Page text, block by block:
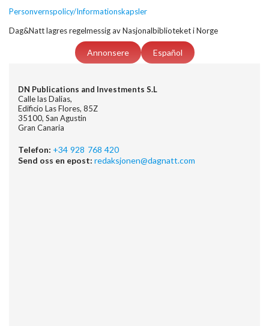
Personvernspolicy/Informationskapsler
Dag&Natt lagres regelmessig av Nasjonalbiblioteket i Norge
Annonsere Español
DN Publications and Investments S.L
Calle las Dalias,
Edificio Las Flores, 85Z
35100, San Agustin
Gran Canaria
Telefon: +34 928 768 420
Send oss en epost: redaksjonen@dagnatt.com